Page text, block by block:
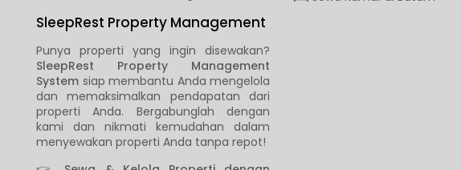
SleepRest Property Management
Punya properti yang ingin disewakan?
SleepRest Property Management
System siap membantu Anda mengelola
dan memaksimalkan pendapatan dari
properti Anda. Bergabunglah dengan
kami dan nikmati kemudahan dalam
menyewakan properti Anda tanpa repot!